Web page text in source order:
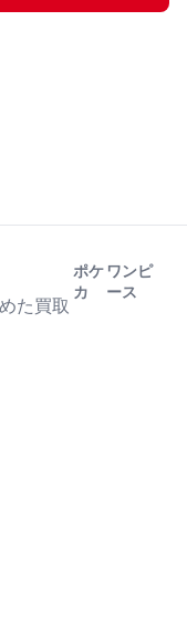
た買取
ポケ
カ
ワンピ
ース